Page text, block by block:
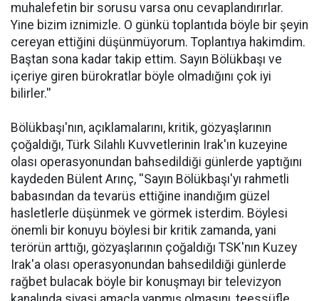
muhalefetin bir sorusu varsa onu cevaplandırırlar.
Yine bizim iznimizle. O günkü toplantıda böyle bir şeyin
cereyan ettiğini düşünmüyorum. Toplantıya hakimdim.
Baştan sona kadar takip ettim. Sayın Bölükbaşı ve
içeriye giren bürokratlar böyle olmadığını çok iyi
bilirler.''
Bölükbaşı'nın, açıklamalarını, kritik, gözyaşlarının
çoğaldığı, Türk Silahlı Kuvvetlerinin Irak'ın kuzeyine
olası operasyonundan bahsedildiği günlerde yaptığını
kaydeden Bülent Arınç, ''Sayın Bölükbaşı'yı rahmetli
babasından da tevarüs ettiğine inandığım güzel
hasletlerle düşünmek ve görmek isterdim. Böylesi
önemli bir konuyu böylesi bir kritik zamanda, yani
terörün arttığı, gözyaşlarının çoğaldığı TSK'nın Kuzey
Irak'a olası operasyonundan bahsedildiği günlerde
rağbet bulacak böyle bir konuşmayı bir televizyon